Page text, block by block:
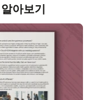
아보기